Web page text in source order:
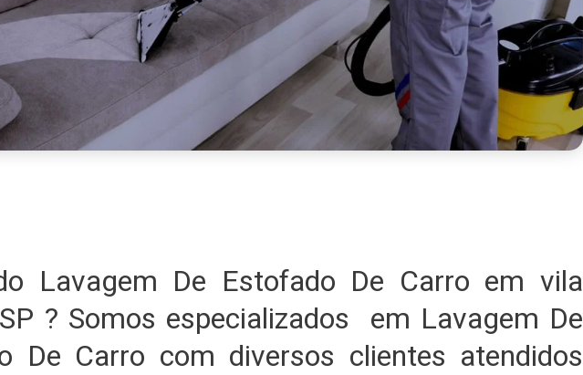
Lavagem De Estofado De Carro em vila
? Somos especializados em Lavagem De
De Carro com diversos clientes atendidos